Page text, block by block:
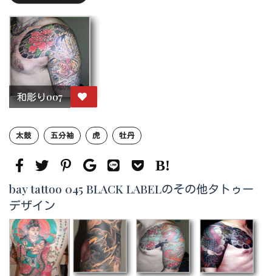
和彫り007
太鼓 五分袖 虎 牡丹
bay tattoo 045 BLACK LABELのその他タトゥー
デザイン